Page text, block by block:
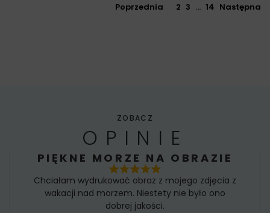
Poprzednia 2 3 … 14 Następna
ZOBACZ
OPINIE
PIĘKNE MORZE NA OBRAZIE
Chciałam wydrukować obraz z mojego zdjęcia z
wakacji nad morzem. Niestety nie było ono
dobrej jakości.